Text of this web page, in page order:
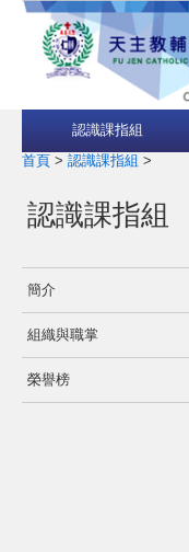
認識課指組
首頁 > 認識課指組 >
認識課指組
簡介
組織與職掌
榮譽榜